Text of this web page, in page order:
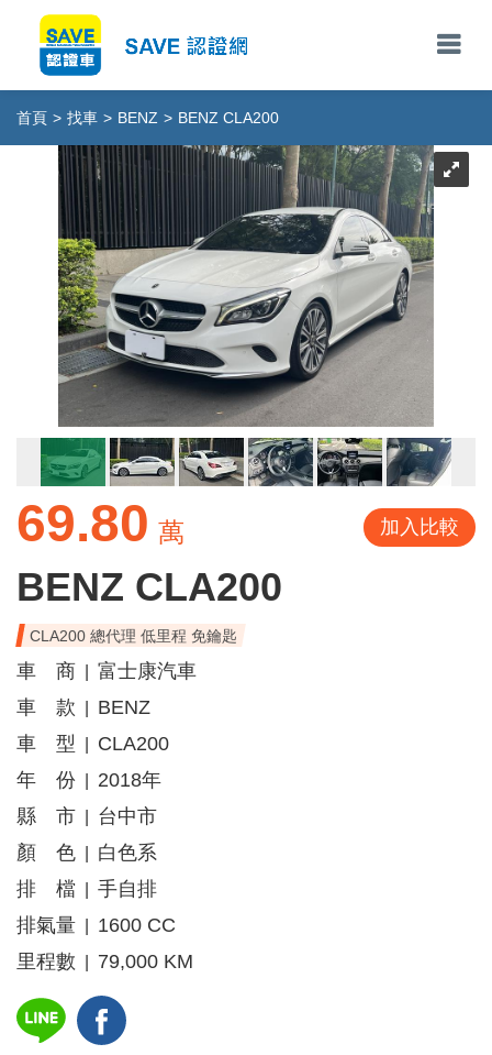
首頁 > 找車 > BENZ > BENZ CLA200
69.80 萬 加入比較
BENZ CLA200
CLA200 總代理 低里程 免鑰匙
車 商
富士康汽車
車 款
BENZ
車 型
CLA200
年 份
2018年
縣 市
台中市
顏 色
白色系
排 檔
手自排
排氣量
1600 CC
里程數
79,000 KM